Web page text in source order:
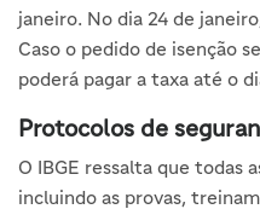
janeiro. No dia 24 de
Caso o pedido de isenção
poderá pagar a taxa até o
Protocolos de
O IBGE ressalta que todas
incluindo as provas,